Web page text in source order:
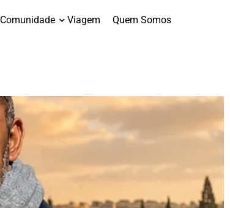
Comunidade Viagem Quem Somos